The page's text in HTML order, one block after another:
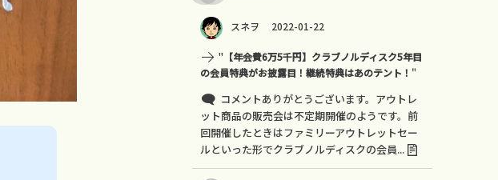
スネヲ 2022-01-22
" 【年会費6万5千円】クラブノルディスク5年目
の会員特典がお披露目！継続特典はあのテント！ "
コメントありがとうございます。アウトレ
ット商品の販売会は不定期開催のようです。前
回開催したときはファミリーアウトレットセー
ルといった形でクラブノルディスクの会員...